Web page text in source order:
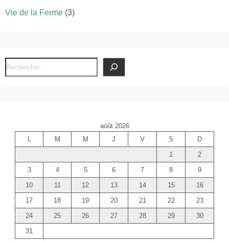
Vie de la Ferme (3)
R
e
août 2026
L
M M J V S
D
1
2
3
4 5 6 7 8
9
10
11 12 13 14 15
16
17
18 19 20 21 22
23
24
25 26 27 28 29
30
31